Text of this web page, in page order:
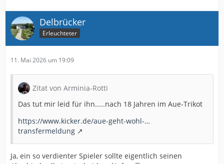
Delbrücker
Erleuchteter
11. Mai 2026 um 19:09
Zitat von Arminia-Rotti
Das tut mir leid für ihn.....nach 18 Jahren im Aue-Trikot
https://www.kicker.de/aue-geht-wohl-…
transfermeldung
Ja, ein so verdienter Spieler sollte eigentlich seinen